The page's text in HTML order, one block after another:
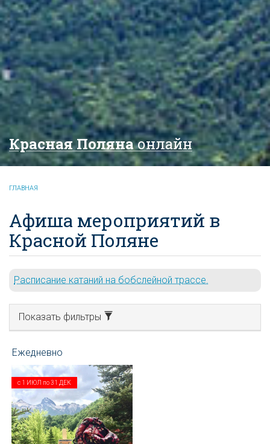
Красная Полянаонлайн
ГЛАВНАЯ
Афиша мероприятий в
Красной Поляне
Расписание катаний на бобслейной трассе.
Показать фильтры
с 1 ИЮЛ по31 ДЕК